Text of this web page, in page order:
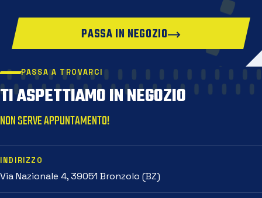
PASSA IN NEGOZIO
PASSA A TROVARCI
TI ASPETTIAMO IN NEGOZIO
NON SERVE APPUNTAMENTO!
INDIRIZZO
Via Nazionale 4, 39051 Bronzolo (BZ)